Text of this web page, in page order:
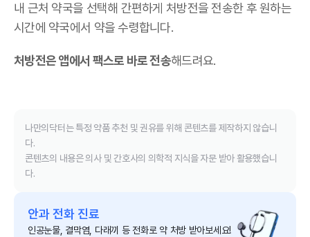
내 근처 약국을 선택해 간편하게 처방전을 전송한 후 원하는
시간에 약국에서 약을 수령합니다.
처방전은 앱에서 팩스로 바로 전송해드려요.
나만의닥터는 특정 약품 추천 및 권유를 위해 콘텐츠를 제작하지 않습니
다.
콘텐츠의 내용은 의사 및 간호사의 의학적 지식을 자문 받아 활용했습니
다.
안과 전화 진료
인공눈물, 결막염, 다래끼 등 전화로 약 처방 받아보세요!